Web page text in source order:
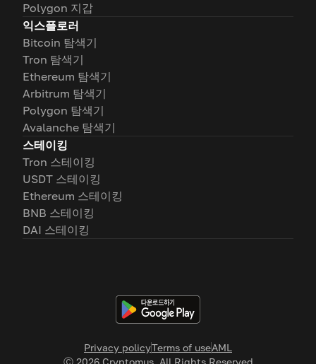
Privacy policyTerms of useAML
Polygon 지갑
익스플로러
Bitcoin 탐색기
Tron 탐색기
Ethereum 탐색기
Arbitrum 탐색기
Polygon 탐색기
Avalanche 탐색기
스테이킹
Tron 스테이킹
USDT 스테이킹
Ethereum 스테이킹
BNB 스테이킹
DAI 스테이킹